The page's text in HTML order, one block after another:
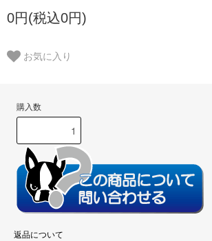
0円(税込0円)
お気に入り
購入数
返品について